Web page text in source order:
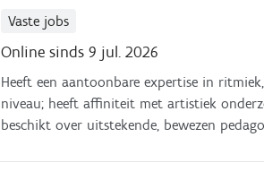
Vaste jobs
Online sinds 9 jul. 2026
Heeft een aantoonbare expertise in
niveau; heeft affiniteit met artistiek
beschikt over uitstekende, bewezen
tal graduaats , bachelor en